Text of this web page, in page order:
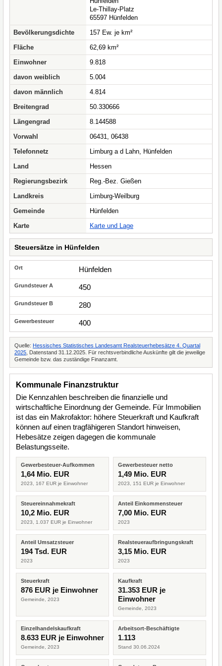
Le-Thillay-Platz
65597 Hünfelden
Bevölkerungsdichte
157 Ew. je km²
Fläche
62,69 km²
Einwohner
9.818
davon weiblich
5.004
davon männlich
4.814
Breitengrad
50.330666
Längengrad
8.144588
Vorwahl
06431, 06438
Telefonnetz
Limburg a d Lahn, Hünfelden
Land
Hessen
Regierungsbezirk
Reg.-Bez. Gießen
Landkreis
Limburg-Weilburg
Gemeinde
Hünfelden
Karte
Karte und Lage
Steuersätze in Hünfelden
Hünfelden
450
280
400
Quelle: Hessisches Statistisches Landesamt Realsteuerhebesätze 4. Quartal
2025 , Datenstand 31.12.2025. Für rechtsverbindliche Auskünfte gilt die jeweilige
Gemeinde bzw. das zuständige Finanzamt.
Kommunale Finanzstruktur
Die Kennzahlen beschreiben die finanzielle und
wirtschaftliche Einordnung der Gemeinde. Für Immobilien
ist das ein Makrofaktor: höhere Steuerkraft und Kaufkraft
können auf einen tragfähigeren Standort hinweisen,
Hebesätze zeigen dagegen die kommunale
Belastungsseite.
Gewerbesteuer-Aufkommen
1,64 Mio. EUR
2023, 167 EUR je Einwohner
Gewerbesteuer netto
1,49 Mio. EUR
2023, 151 EUR je Einwohner
Steuereinnahmekraft
10,2 Mio. EUR
2023, 1.037 EUR je Einwohner
Anteil Einkommensteuer
7,00 Mio. EUR
2023
Anteil Umsatzsteuer
194 Tsd. EUR
2023
Realsteueraufbringungskraft
3,15 Mio. EUR
2023
Steuerkraft
876 EUR je Einwohner
Gemeinde, 2023
Kaufkraft
31.353 EUR je
Einwohner
Gemeinde, 2023
Einzelhandelskaufkraft
8.633 EUR je Einwohner
Gemeinde, 2023
Arbeitsort-Beschäftigte
1.113
Stand 30.06.2024